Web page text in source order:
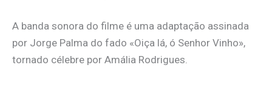
A banda sonora do filme é uma adaptação assinada
por Jorge Palma do fado «Oiça lá, ó Senhor Vinho»,
tornado célebre por Amália Rodrigues.